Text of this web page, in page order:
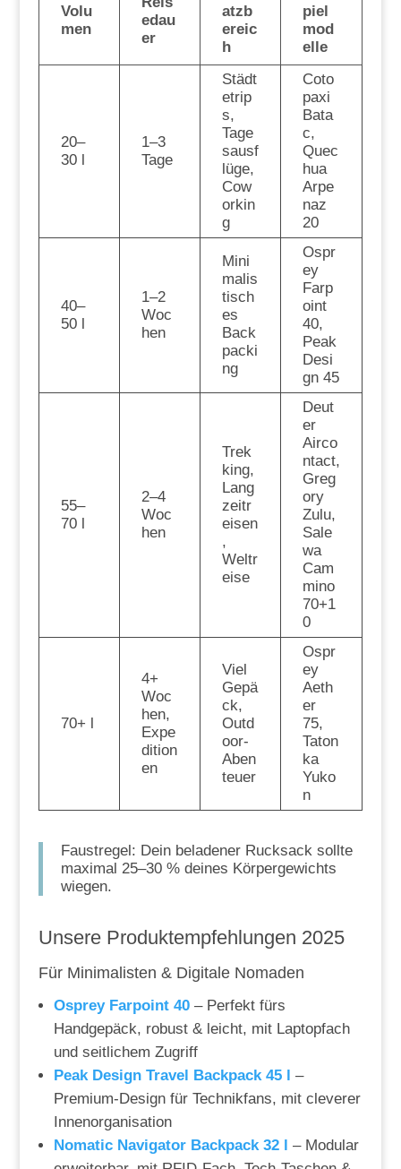
Volu
men
edau
er
atzb
ereic
h
piel
mod
elle
20–
30 l
1–3
Tage
Städt
etrip
s,
Tage
sausf
lüge,
Cow
orkin
g
Coto
paxi
Bata
c,
Quec
hua
Arpe
naz
20
40–
50 l
1–2
Woc
hen
Mini
malis
tisch
es
Back
packi
ng
Ospr
ey
Farp
oint
40,
Peak
Desi
gn 45
55–
70 l
2–4
Woc
hen
Trek
king,
Lang
zeitr
eisen
,
Weltr
eise
Deut
er
Airco
ntact,
Greg
ory
Zulu,
Sale
wa
Cam
mino
70+1
0
70+ l
4+
Woc
hen,
Expe
dition
en
Viel
Gepä
ck,
Outd
oor-
Aben
teuer
Ospr
ey
Aeth
er
75,
Taton
ka
Yuko
n
Faustregel: Dein beladener Rucksack sollte
maximal 25–30 % deines Körpergewichts
wiegen.
Unsere Produktempfehlungen 2025
Für Minimalisten & Digitale Nomaden
Osprey Farpoint 40– Perfekt fürs
Handgepäck, robust & leicht, mit Laptopfach
und seitlichem Zugriff
Peak Design Travel Backpack 45 l –
Premium-Design für Technikfans, mit cleverer
Innenorganisation
Nomatic Navigator Backpack 32 l – Modular